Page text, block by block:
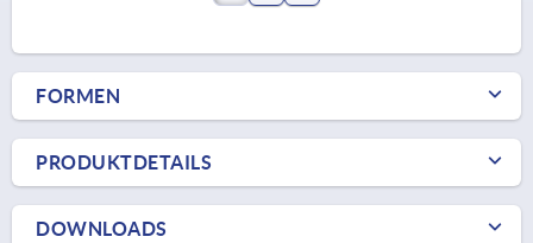
FORMEN
PRODUKTDETAILS
DOWNLOADS